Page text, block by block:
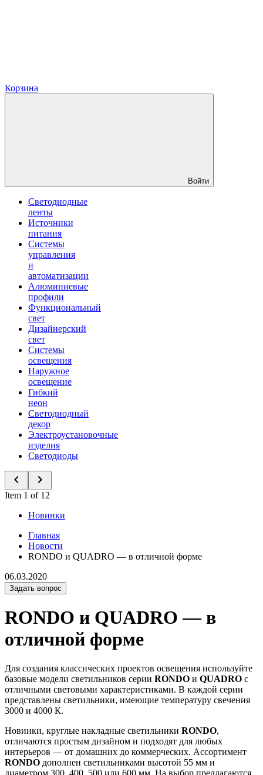
Корзина
Войти
Светодиодные
ленты
Источники
питания
Системы
управления
и
автоматизации
Алюминиевые
профили
Функциональный
свет
Дизайнерский
свет
Системы
освещения
Наружное
освещение
Гибкий
неон
Светодиодный
декор
Электроустановочные
изделия
Светодиоды
Item 1 of 12
Новинки
Главная
Новости
RONDO и QUADRO — в отличной форме
06.03.2020
Задать вопрос
RONDO и QUADRO — в
отличной форме
Для создания классических проектов освещения используйте
базовые модели светильников серии RONDO и QUADRO с
отличными световыми характеристиками. В каждой серии
представлены светильники, имеющие температуру свечения
3000 и 4000 К.
Новинки, круглые накладные светильники RONDO,
отличаются простым дизайном и подходят для любых
интерьеров — от домашних до коммерческих. Ассортимент
RONDO дополнен светильниками высотой 55 мм и
диаметром 300, 400, 500 или 600 мм. На выбор предлагаются